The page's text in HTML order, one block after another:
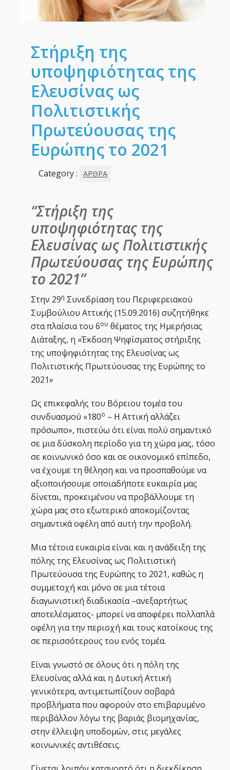
Στήριξη της
υποψηφιότητας της
Ελευσίνας ως
Πολιτιστικής
Πρωτεύουσας της
Ευρώπης το 2021
Category : ΑΡΘΡΑ
“Στήριξη της
υποψηφιότητας της
Ελευσίνας ως Πολιτιστικής
Πρωτεύουσας της Ευρώπης
το 2021”
Στην 29η Συνεδρίαση του Περιφερειακού
Συμβούλιου Αττικής (15.09.2016) συζητήθηκε
στα πλαίσια του 6ου θέματος της Ημερήσιας
Διάταξης, η «Έκδοση Ψηφίσματος στήριξης
της υποψηφιότητας της Ελευσίνας ως
Πολιτιστικής Πρωτεύουσας της Ευρώπης το
2021»
Ως επικεφαλής του Βόρειου τομέα του
συνδυασμού «180ο – Η Αττική αλλάζει
πρόσωπο», πιστεύω ότι είναι πολύ σημαντικό
σε μια δύσκολη περίοδο για τη χώρα μας, τόσο
σε κοινωνικό όσο και σε οικονομικό επίπεδο,
να έχουμε τη θέληση και να προσπαθούμε να
αξιοποιήσουμε οποιαδήποτε ευκαιρία μας
δίνεται, προκειμένου να προβάλλουμε τη
χώρα μας στο εξωτερικό αποκομίζοντας
σημαντικά οφέλη από αυτή την προβολή.
Μια τέτοια ευκαιρία είναι και η ανάδειξη της
πόλης της Ελευσίνας ως Πολιτιστική
Πρωτεύουσα της Ευρώπης το 2021, καθώς η
συμμετοχή και μόνο σε μια τέτοια
διαγωνιστική διαδικασία –ανεξαρτήτως
αποτελέσματος- μπορεί να αποφέρει πολλαπλά
οφέλη για την περιοχή και τους κατοίκους της
σε περισσότερους του ενός τομέα.
Είναι γνωστό σε όλους ότι η πόλη της
Ελευσίνας αλλά και η Δυτική Αττική
γενικότερα, αντιμετωπίζουν σοβαρά
προβλήματα που αφορούν στο επιβαρυμένο
περιβάλλον λόγω της βαριάς βιομηχανίας,
στην έλλειψη υποδομών, στις μεγάλες
κοινωνικές αντιθέσεις.